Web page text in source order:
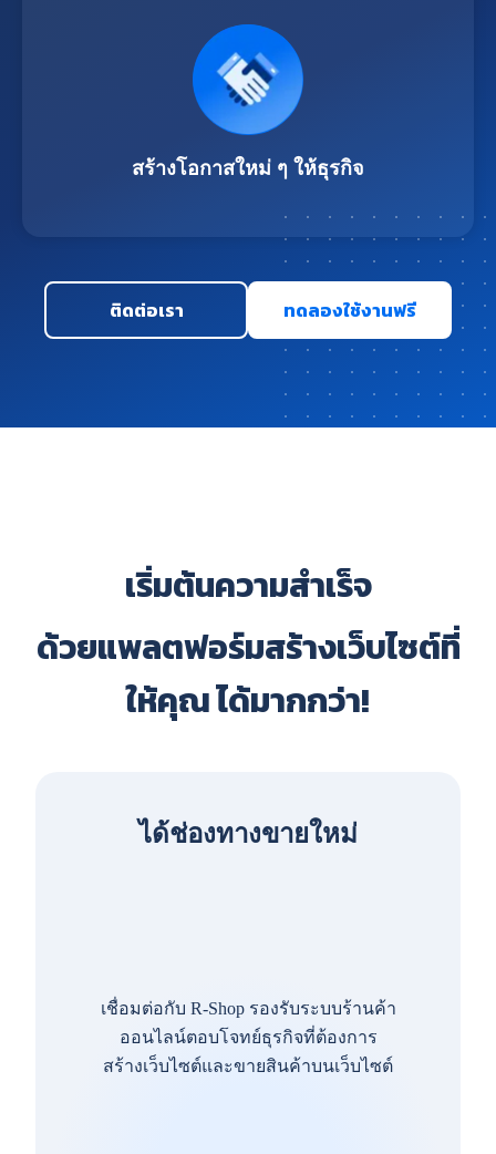
สร้างโอกาสใหม่ ๆ ให้ธุรกิจ
ติดต่อเรา ทดลองใช้งานฟรี
เริ่มต้นความสำเร็จ
ด้วยแพลตฟอร์มสร้างเว็บไซต์ที่
ให้คุณ ได้มากกว่า!
ได้ช่องทางขายใหม่
เชื่อมต่อกับ R-Shop รองรับระบบร้านค้า
ออนไลน์ตอบโจทย์ธุรกิจที่ต้องการ
สร้างเว็บไซต์และขายสินค้าบนเว็บไซต์